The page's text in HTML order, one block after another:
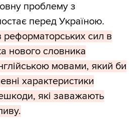
проблему з
перед Україною.
реформаторських сил в
нового словника
мовами, який би
характеристики
які заважають